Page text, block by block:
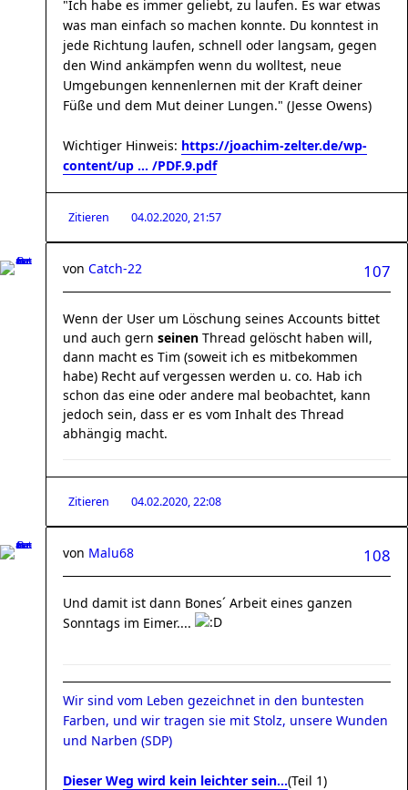
"Ich habe es immer geliebt, zu laufen. Es war etwas
was man einfach so machen konnte. Du konntest in
jede Richtung laufen, schnell oder langsam, gegen
den Wind ankämpfen wenn du wolltest, neue
Umgebungen kennenlernen mit der Kraft deiner
Füße und dem Mut deiner Lungen." (Jesse Owens)
Wichtiger Hinweis: https://joachim-zelter.de/wp-
content/up ... /PDF.9.pdf
Zitieren 04.02.2020, 21:57
107
von Catch-22
Wenn der User um Löschung seines Accounts bittet
und auch gern seinen Thread gelöscht haben will,
dann macht es Tim (soweit ich es mitbekommen
habe) Recht auf vergessen werden u. co. Hab ich
schon das eine oder andere mal beobachtet, kann
jedoch sein, dass er es vom Inhalt des Thread
abhängig macht.
Zitieren 04.02.2020, 22:08
108
von Malu68
Und damit ist dann Bones´ Arbeit eines ganzen
Sonntags im Eimer....
Wir sind vom Leben gezeichnet in den buntesten
Farben, und wir tragen sie mit Stolz, unsere Wunden
und Narben (SDP)
Dieser Weg wird kein leichter sein...(Teil 1)